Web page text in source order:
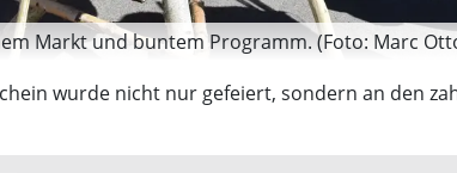
Markt und buntem Programm. (Foto: Marc
wurde nicht nur gefeiert, sondern an den